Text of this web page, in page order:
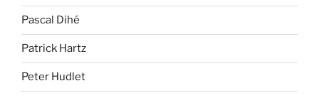
Pascal Dihé
Patrick Hartz
Peter Hudlet